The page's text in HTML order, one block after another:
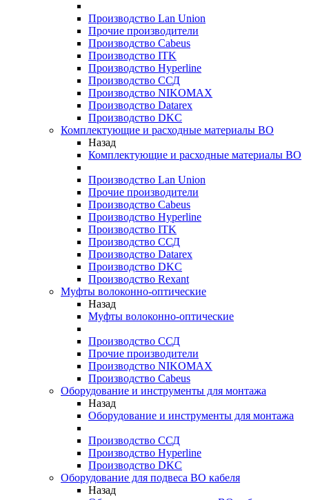
Производство Lan Union
Прочие производители
Производство Cabeus
Производство ITK
Производство Hyperline
Производство ССД
Производство NIKOMAX
Производство Datarex
Производство DKC
Комплектующие и расходные материалы ВО
Назад
Комплектующие и расходные материалы ВО
Производство Lan Union
Прочие производители
Производство Cabeus
Производство Hyperline
Производство ITK
Производство ССД
Производство Datarex
Производство DKC
Производство Rexant
Муфты волоконно-оптические
Назад
Муфты волоконно-оптические
Производство ССД
Прочие производители
Производство NIKOMAX
Производство Cabeus
Оборудование и инструменты для монтажа
Назад
Оборудование и инструменты для монтажа
Производство ССД
Производство Hyperline
Производство DKC
Оборудование для подвеса ВО кабеля
Назад